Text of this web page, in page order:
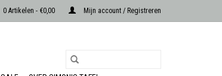
0 Artikelen - €0,00 Mijn account / Registreren